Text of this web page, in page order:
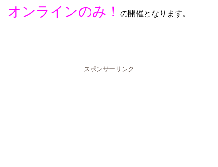
オンラインのみ！の開催となります。
スポンサーリンク